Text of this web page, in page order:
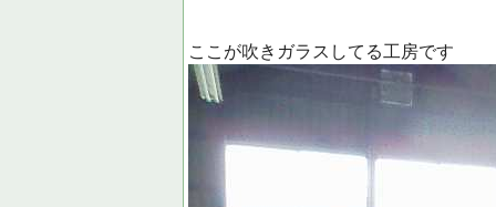
ここが吹きガラスしてる工房です